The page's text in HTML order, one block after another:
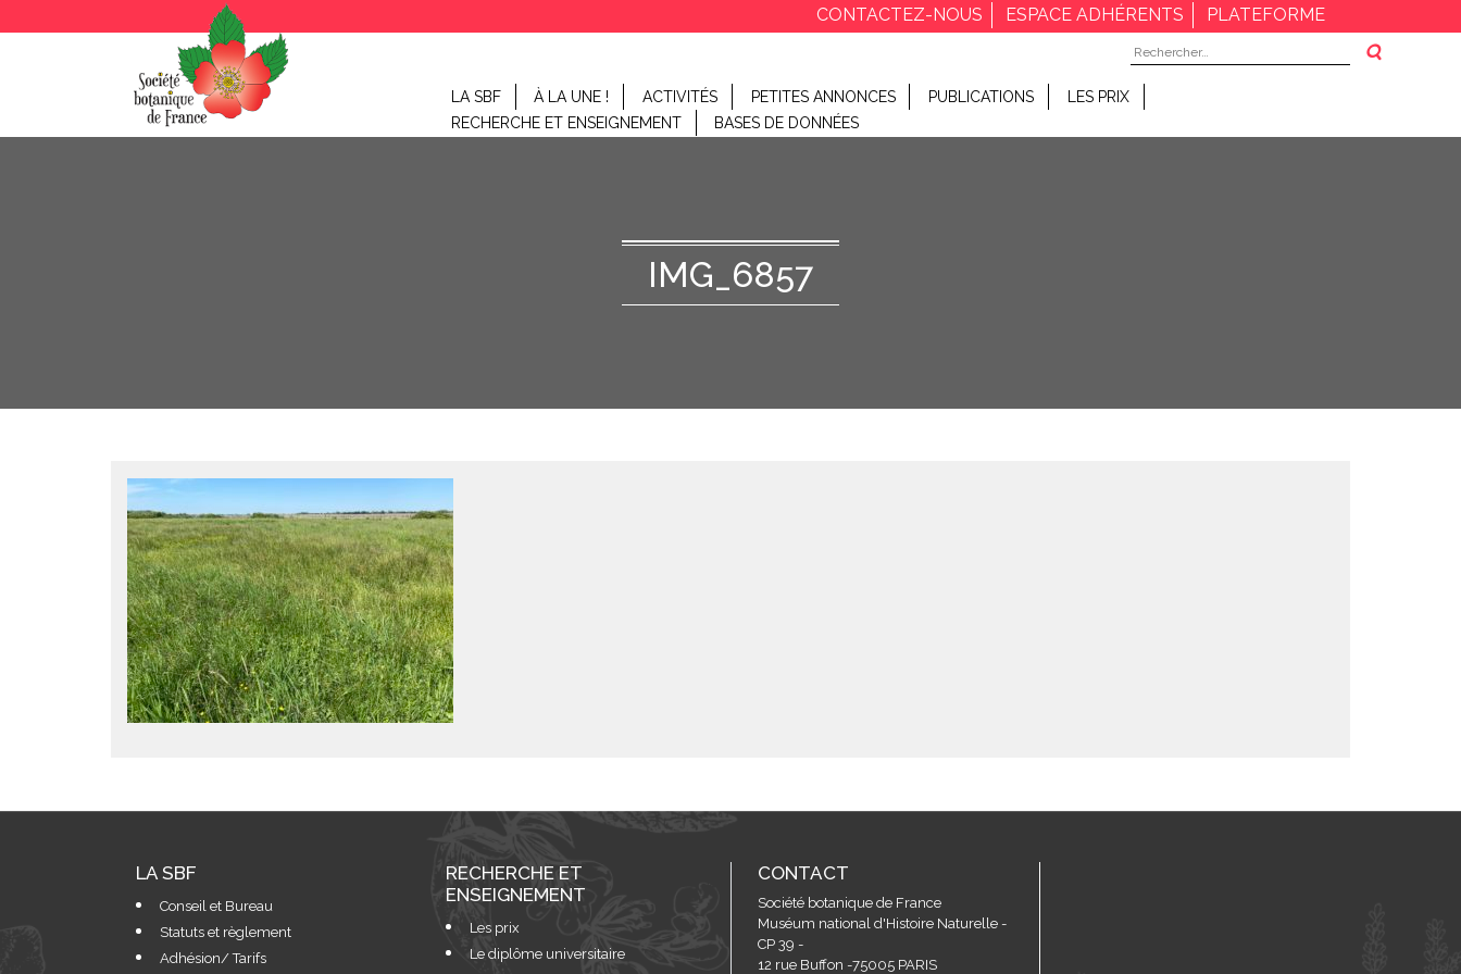
CONTACTEZ-NOUS ESPACE ADHÉRENTS
PLATEFORME
Rechercher :
LA SBF À LA UNE ! ACTIVITÉS PETITES ANNONCES PUBLICATIONS
LES PRIX
RECHERCHE ET ENSEIGNEMENT
BASES DE DONNÉES
IMG_6857
LA SBF
Conseil et Bureau
Statuts et règlement
Adhésion/ Tarifs
RECHERCHE ET
ENSEIGNEMENT
Les prix
Le diplôme universitaire
CONTACT
Société botanique de France
Muséum national d'Histoire Naturelle -
CP 39 -
12 rue Buffon -75005 PARIS